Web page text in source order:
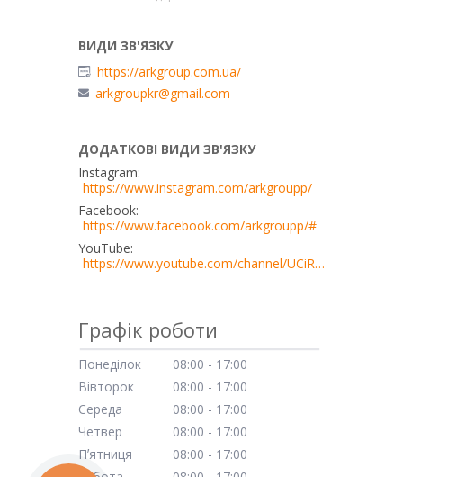
https://arkgroup.com.ua/
arkgroupkr@gmail.com
Instagram
https://www.instagram.com/arkgroupp/
Facebook
https://www.facebook.com/arkgroupp/#
YouTube
https://www.youtube.com/channel/UCiRn0bimE2wN5YDm06TPoZQ
Графік роботи
Понеділок 08:00
17:00
Вівторок
08:00
17:00
Середа
08:00
17:00
Четвер
08:00
17:00
Пʼятниця
08:00
17:00